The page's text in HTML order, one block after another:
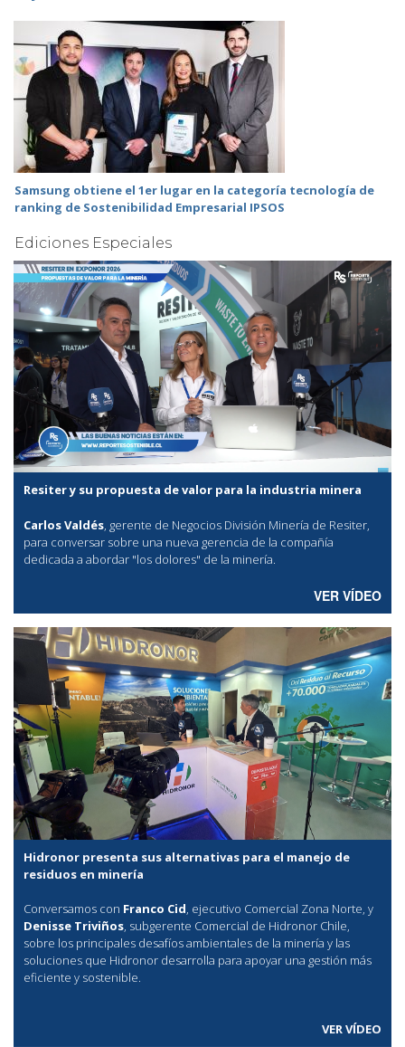
Samsung obtiene el 1er lugar en la categoría tecnología de
ranking de Sostenibilidad Empresarial IPSOS
Ediciones Especiales
Resiter y su propuesta de valor para la industria minera
Carlos Valdés, gerente de Negocios División Minería de Resiter,
para conversar sobre una nueva gerencia de la compañía
dedicada a abordar "los dolores" de la minería.
VER VÍDEO
Hidronor presenta sus alternativas para el manejo de
residuos en minería
Conversamos con Franco Cid, ejecutivo Comercial Zona Norte, y
Denisse Triviños, subgerente Comercial de Hidronor Chile,
sobre los principales desafíos ambientales de la minería y las
soluciones que Hidronor desarrolla para apoyar una gestión más
eficiente y sostenible.
VER VÍDEO